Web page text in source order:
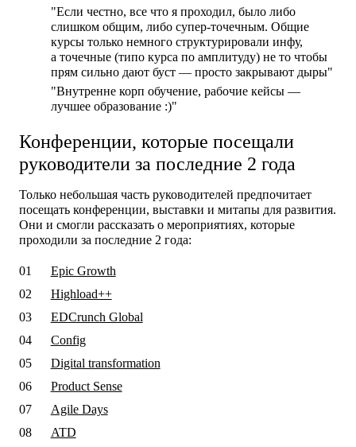
"Если честно, все что я проходил, было либо
слишком общим, либо супер-точечным. Общие
курсы только немного структурировали инфу,
а точечные (типо курса по амплитуду) не то чтобы
прям сильно дают буст — просто закрывают дыры"
"Внутренне корп обучение, рабочие кейсы —
лучшее образование :)"
Конференции, которые посещали
руководители за последние 2 года
Только небольшая часть руководителей предпочитает
посещать конференции, выставки и митапы для развития.
Они и смогли рассказать о мероприятиях, которые
проходили за последние 2 года:
Epic Growth
Highload++
EDCrunch Global
Config
Digital transformation
Product Sense
Agile Days
ATD